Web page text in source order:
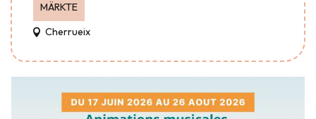
MÄRKTE
Cherrueix